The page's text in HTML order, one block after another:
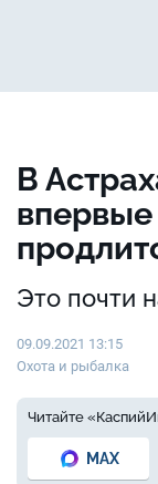
В
впервые
Это почти
09.09.2021 13:15
Охота и рыбалка
Читайте
MAX